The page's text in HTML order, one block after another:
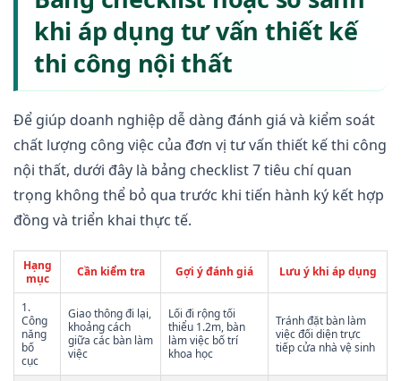
khi áp dụng tư vấn thiết kế
thi công nội thất
Để giúp doanh nghiệp dễ dàng đánh giá và kiểm soát
chất lượng công việc của đơn vị tư vấn thiết kế thi công
nội thất, dưới đây là bảng checklist 7 tiêu chí quan
trọng không thể bỏ qua trước khi tiến hành ký kết hợp
đồng và triển khai thực tế.
Hạng
mục
Cần kiểm tra Gợi ý đánh giá Lưu ý khi áp dụng
1.
Công
năng
bố
cục
Giao thông đi lại,
khoảng cách
giữa các bàn làm
việc
Lối đi rộng tối
thiểu 1.2m, bàn
làm việc bố trí
khoa học
Tránh đặt bàn làm
việc đối diện trực
tiếp cửa nhà vệ sinh